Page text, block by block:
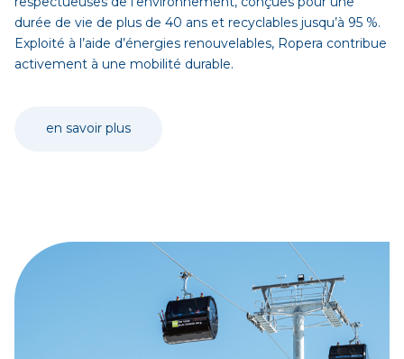
durée de vie de plus de 40 ans et recyclables jusqu’à 95 %.
Exploité à l’aide d’énergies renouvelables, Ropera contribue
activement à une mobilité durable.
en savoir plus